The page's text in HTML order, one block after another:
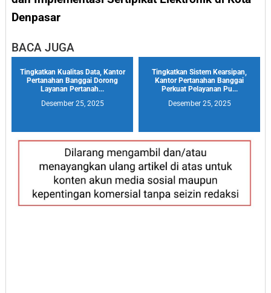
Denpasar
BACA JUGA
Tingkatkan Kualitas Data, Kantor
Pertanahan Banggai Dorong
Layanan Pertanah...
Desember 25, 2025
Tingkatkan Sistem Kearsipan,
Kantor Pertanahan Banggai
Perkuat Pelayanan Pu...
Desember 25, 2025